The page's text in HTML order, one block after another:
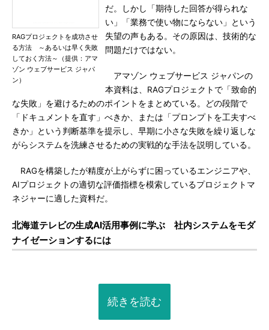
RAGプロジェクトを成功させ
る方法 ～あるいは早く失敗
しておく方法～（提供：アマ
ゾン ウェブサービス ジャパ
ン）
だ。しかし「期待した回答が得られな
い」「業務で使い物にならない」という
失望の声もある。その原因は、技術的な
問題だけではない。
アマゾン ウェブサービス ジャパンの
本資料は、RAGプロジェクトで「致命的
な失敗」を避けるためのポイントをまとめている。どの段階で
「ドキュメントを直す」べきか、または「プロンプトを工夫すべ
きか」という判断基準を提示し、早期に小さな失敗を繰り返しな
がらシステムを洗練させるための実戦的な手法を説明している。
RAGを構築したが精度が上がらずに困っているエンジニアや、
AIプロジェクトの適切な評価指標を模索しているプロジェクトマ
ネジャーに適した資料だ。
北海道テレビの生成AI活用事例に学ぶ 社内システムをモダ
ナイゼーションするには
続きを読む